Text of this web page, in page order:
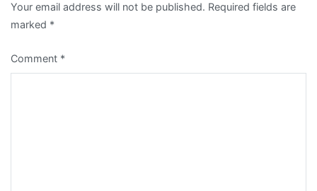
Your email address will not be published. Required fields are
marked *
Comment *